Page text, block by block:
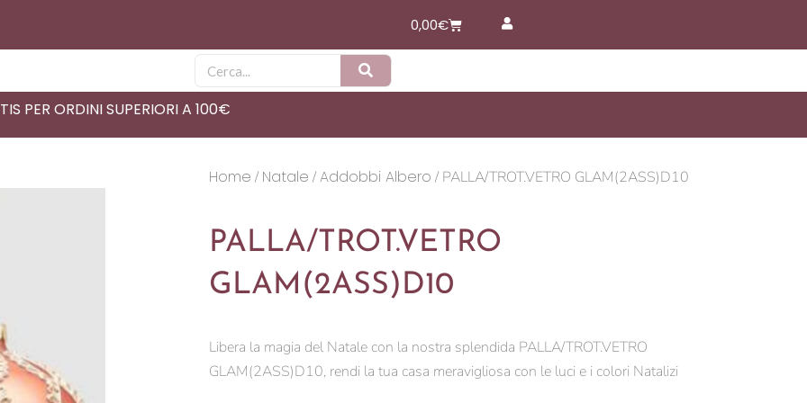
0,00€Carrello
Cerca
PER ORDINI SUPERIORI A 100€
Home /Natale /Addobbi Albero / PALLA/TROT.VETRO GLAM(2ASS)D10
PALLA/TROT.VETRO
GLAM(2ASS)D10
Libera la magia del Natale con la nostra splendida PALLA/TROT.VETRO
GLAM(2ASS)D10, rendi la tua casa meravigliosa con le luci e i colori Natalizi